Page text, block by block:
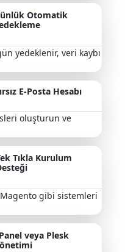
Otomatik
yedeklenir, veri kaybı
E-Posta Hesabı
oluşturun ve
Tıkla Kurulum
gibi sistemleri
veya Plesk